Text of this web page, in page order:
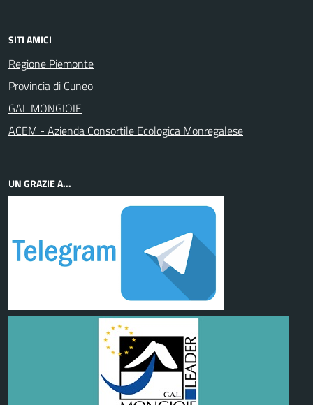
SITI AMICI
Regione Piemonte
Provincia di Cuneo
GAL MONGIOIE
ACEM - Azienda Consortile Ecologica Monregalese
UN GRAZIE A...